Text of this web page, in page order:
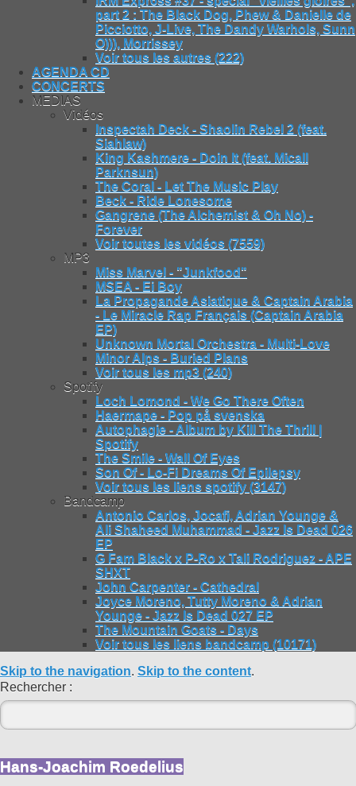
part 2 : The Black Dog, Phew & Danielle de
Picciotto, J-Live, The Dandy Warhols, Sunn
O))), Morrissey
Voir tous les autres (222)
AGENDA CD
CONCERTS
MEDIAS
Vidéos
Inspectah Deck - Shaolin Rebel 2 (feat.
Siahlaw)
King Kashmere - Doin It (feat. Micall
Parknsun)
The Coral - Let The Music Play
Beck - Ride Lonesome
Gangrene (The Alchemist & Oh No) -
Forever
Voir toutes les vidéos (7559)
MP3
Miss Marvel - "Junkfood"
MSEA - Ei Boy
La Propagande Asiatique & Captain Arabia
- Le Miracle Rap Français (Captain Arabia
EP)
Unknown Mortal Orchestra - Multi-Love
Minor Alps - Buried Plans
Voir tous les mp3 (240)
Spotify
Loch Lomond - We Go There Often
Haermape - Pop på svenska
Autophagie - Album by Kill The Thrill |
Spotify
The Smile - Wall Of Eyes
Son Of - Lo-Fi Dreams Of Epilepsy
Voir tous les liens spotify (3147)
Bandcamp
Antonio Carlos, Jocafi, Adrian Younge &
Ali Shaheed Muhammad - Jazz Is Dead 026
EP
G Fam Black x P-Ro x Tali Rodriguez - APE
SHXT
John Carpenter - Cathedral
Joyce Moreno, Tutty Moreno & Adrian
Younge - Jazz Is Dead 027 EP
The Mountain Goats - Days
Voir tous les liens bandcamp (10171)
Skip to the navigation. Skip to the content.
Rechercher :
Hans-Joachim Roedelius